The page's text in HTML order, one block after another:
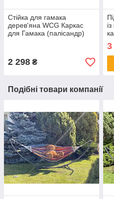
Стійка для гамака
дерев'яна WCG Каркас
для Гамака (палісандр)
2 298 ₴
3
Подібні товари компанії